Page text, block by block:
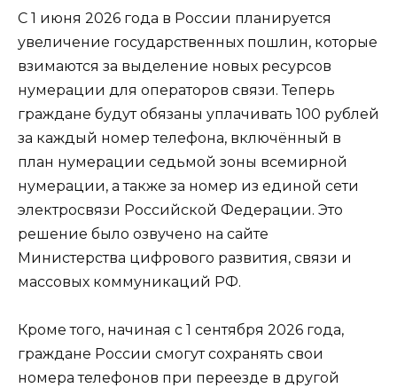
С 1 июня 2026 года в России планируется
увеличение государственных пошлин, которые
взимаются за выделение новых ресурсов
нумерации для операторов связи. Теперь
граждане будут обязаны уплачивать 100 рублей
за каждый номер телефона, включённый в
план нумерации седьмой зоны всемирной
нумерации, а также за номер из единой сети
электросвязи Российской Федерации. Это
решение было озвучено на сайте
Министерства цифрового развития, связи и
массовых коммуникаций РФ.
Кроме того, начиная с 1 сентября 2026 года,
граждане России смогут сохранять свои
номера телефонов при переезде в другой